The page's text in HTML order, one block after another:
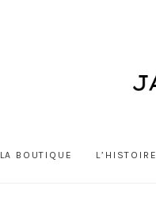
LA BOUTIQUE L’HISTOIRE